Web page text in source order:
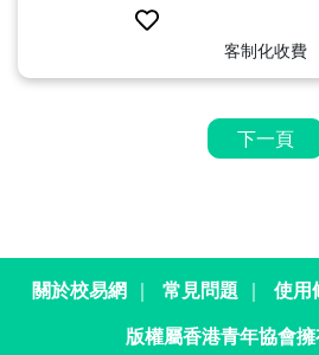
客制化收費
下一頁
版權屬香港青年協會
關於校易網 ｜ 常見問題 ｜ 使用